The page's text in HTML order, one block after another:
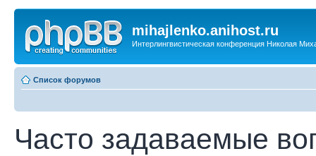
mihajlenko.anihost.ru
Интерлингвистическая конференция Николая
Список форумов
Часто задаваемые